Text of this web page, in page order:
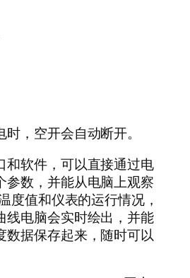
，空开会自动断开。
和软件，可以直接通过电
参数，并能从电脑上观察
度值和仪表的运行情况，
线电脑会实时绘出，并能
数据保存起来，随时可以